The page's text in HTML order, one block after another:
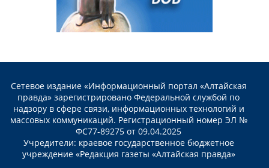
Сетевое издание «Информационный портал «Алтайская
правда» зарегистрировано Федеральной службой по
надзору в сфере связи, информационных технологий и
массовых коммуникаций. Регистрационный номер ЭЛ №
ФС77-89275 от 09.04.2025
Учредители: краевое государственное бюджетное
учреждение «Редакция газеты «Алтайская правда»